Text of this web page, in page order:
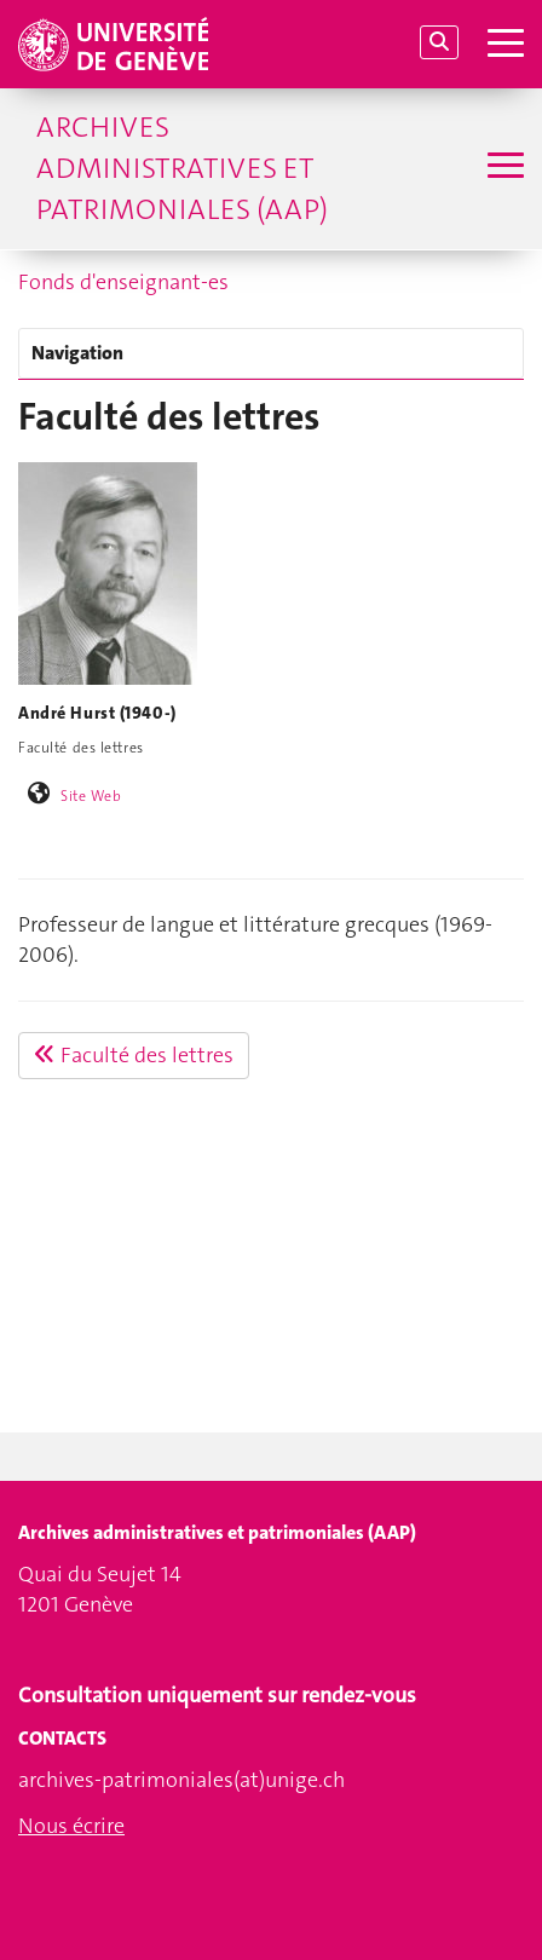
ARCHIVES
ADMINISTRATIVES ET
PATRIMONIALES (AAP)
Fonds d'enseignant-es
Navigation
Faculté des lettres
André Hurst (1940-)
Faculté des lettres
Site Web
Professeur de langue et littérature grecques (1969-
2006).
Faculté des lettres
Archives administratives et patrimoniales (AAP)
Quai du Seujet 14
1201 Genève
Consultation uniquement sur rendez-vous
CONTACTS
archives-patrimoniales(at)unige.ch
Nous écrire